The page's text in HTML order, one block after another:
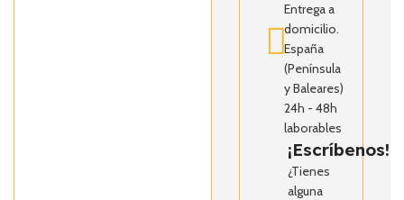
Entrega a
domicilio.
España
(Península
y Baleares)
24h - 48h
laborables
¡Escríbenos!
¿Tienes
alguna